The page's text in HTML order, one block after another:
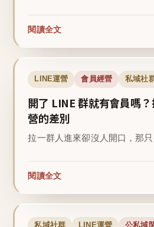
閱讀全文
LINE運營 會員經營 私域社
開了 LINE 群就有會員嗎
營的差別
拉一群人進來卻沒人開口，那只
閱讀全文